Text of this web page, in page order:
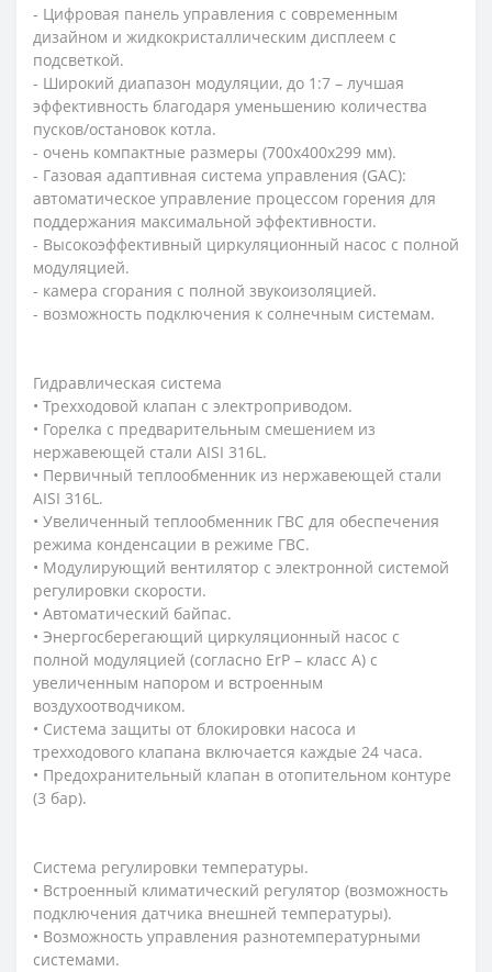
- Цифровая панель управления с современным
дизайном и жидкокристаллическим дисплеем с
подсветкой.
- Широкий диапазон модуляции, до 1:7 – лучшая
эффективность благодаря уменьшению количества
пусков/остановок котла.
- очень компактные размеры (700x400x299 мм).
- Газовая адаптивная система управления (GAC):
автоматическое управление процессом горения для
поддержания максимальной эффективности.
- Высокоэффективный циркуляционный насос с полной
модуляцией.
- камера сгорания с полной звукоизоляцией.
- возможность подключения к солнечным системам.
Гидравлическая система
• Трехходовой клапан с электроприводом.
• Горелка с предварительным смешением из
нержавеющей стали AISI 316L.
• Первичный теплообменник из нержавеющей стали
AISI 316L.
• Увеличенный теплообменник ГВС для обеспечения
режима конденсации в режиме ГВС.
• Модулирующий вентилятор с электронной системой
регулировки скорости.
• Автоматический байпас.
• Энергосберегающий циркуляционный насос с
полной модуляцией (согласно ErP – класс A) с
увеличенным напором и встроенным
воздухоотводчиком.
• Система защиты от блокировки насоса и
трехходового клапана включается каждые 24 часа.
• Предохранительный клапан в отопительном контуре
(3 бар).
Система регулировки температуры.
• Встроенный климатический регулятор (возможность
подключения датчика внешней температуры).
• Возможность управления разнотемпературными
системами.